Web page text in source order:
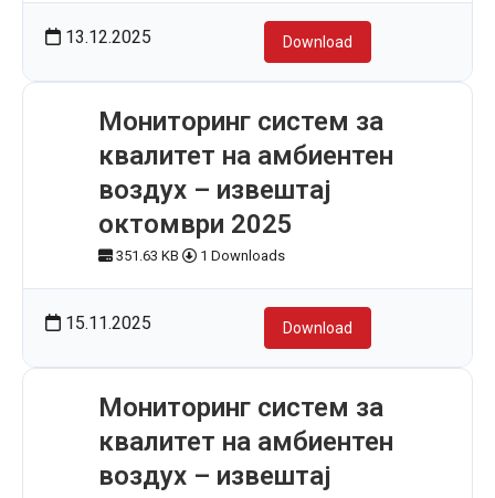
13.12.2025 Download
Мониторинг систем за
квалитет на амбиентен
воздух – извештај
октомври 2025
351.63 KB 1 Downloads
15.11.2025 Download
Мониторинг систем за
квалитет на амбиентен
воздух – извештај